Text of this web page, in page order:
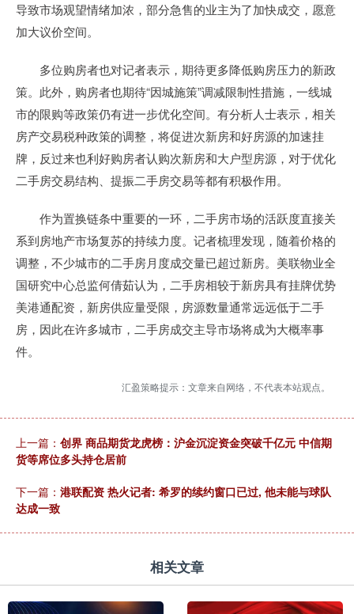
导致市场观望情绪加浓，部分急售的业主为了加快成交，愿意
加大议价空间。
多位购房者也对记者表示，期待更多降低购房压力的新政
策。此外，购房者也期待“因城施策”调减限制性措施，一线城
市的限购等政策仍有进一步优化空间。有分析人士表示，相关
房产交易税种政策的调整，将促进次新房和好房源的加速挂
牌，反过来也利好购房者认购次新房和大户型房源，对于优化
二手房交易结构、提振二手房交易等都有积极作用。
作为置换链条中重要的一环，二手房市场的活跃度直接关
系到房地产市场复苏的持续力度。记者梳理发现，随着价格的
调整，不少城市的二手房月度成交量已超过新房。美联物业全
国研究中心总监何倩茹认为，二手房相较于新房具有挂牌优势
美港通配资，新房供应量受限，房源数量通常远远低于二手
房，因此在许多城市，二手房成交主导市场将成为大概率事
件。
汇盈策略提示：文章来自网络，不代表本站观点。
上一篇： 创界 商品期货龙虎榜：沪金沉淀资金突破千亿元 中信期
货等席位多头持仓居前
下一篇： 港联配资 热火记者: 希罗的续约窗口已过, 他未能与球队
达成一致
相关文章